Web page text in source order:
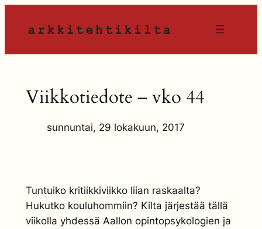
sisältöön
Viikkotiedote – vko 44
sunnuntai, 29 lokakuun, 2017
Tuntuiko kritiikkiviikko liian raskaalta?
Hukutko kouluhommiin? Kilta järjestää tällä
viikolla yhdessä Aallon opintopsykologien ja